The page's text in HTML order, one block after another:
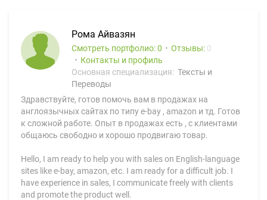
Рома Айвазян
Смотреть портфолио: 0 Отзывы: 0
Контакты и профиль
Основная специализация: Тексты и
Переводы
Здравствуйте, готов помочь вам в продажах на
англоязычных сайтах по типу e-bay , amazon и тд. Готов
к сложной работе. Опыт в продажах есть , с клиентами
общаюсь свободно и хорошо продвигаю товар.
Hello, I am ready to help you with sales on English-language
sites like e-bay, amazon, etc. I am ready for a difficult job. I
have experience in sales, I communicate freely with clients
and promote the product well.